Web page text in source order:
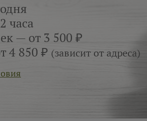
часа
— от 3 500 ₽
4 850 ₽ (зависит от адреса)